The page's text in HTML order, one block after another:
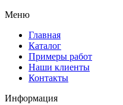
Меню
Главная
Каталог
Примеры работ
Наши клиенты
Контакты
Информация